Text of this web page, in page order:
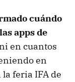
cuándo
apps de
en cuantos
en
feria IFA de